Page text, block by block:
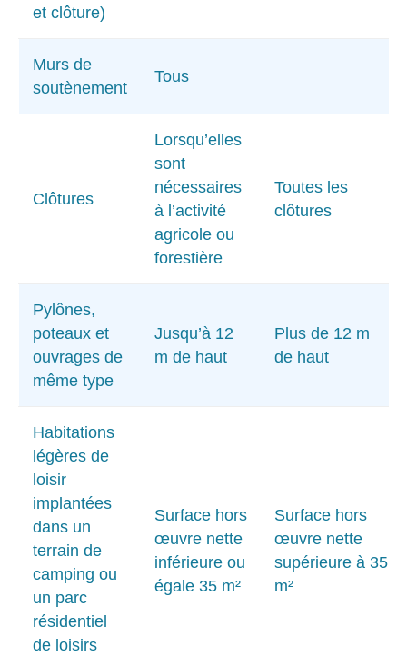
et clôture)
Murs de
soutènement
Tous
Clôtures
Lorsqu’elles
sont
nécessaires
à l’activité
agricole ou
forestière
Toutes les
clôtures
Pylônes,
poteaux et
ouvrages de
même type
Jusqu’à 12
m de haut
Plus de 12 m
de haut
Habitations
légères de
loisir
implantées
dans un
terrain de
camping ou
un parc
résidentiel
de loisirs
Surface hors
œuvre nette
inférieure ou
égale 35 m²
Surface hors
œuvre nette
supérieure à 35
m²